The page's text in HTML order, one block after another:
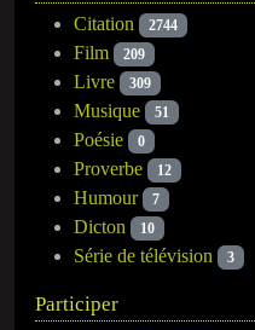
Citation 2744
Film 209
Livre 309
Musique 51
Poésie 0
Proverbe 12
Humour 7
Dicton 10
Série de télévision 3
Participer